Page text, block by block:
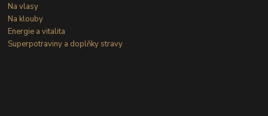
Na vlasy
Na klouby
Energie a vitalita
Superpotraviny a doplňky stravy